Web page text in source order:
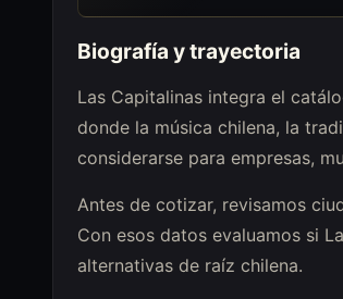
Biografía y trayectoria
Las Capitalinas integra el
donde la música chilena, la
considerarse para empresas,
Antes de cotizar, revisamos
Con esos datos evaluamos si
alternativas de raíz chilena.